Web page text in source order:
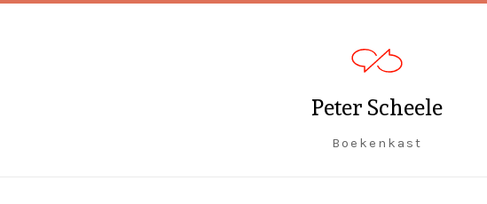
Peter Scheele
Boekenkast